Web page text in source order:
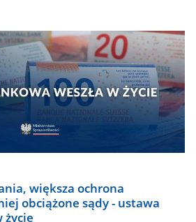
większa ochrona
obciążone sądy - ustawa
życie